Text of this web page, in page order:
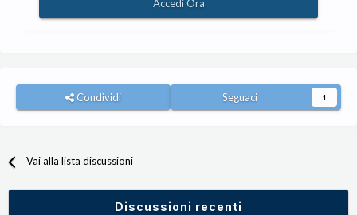
Accedi Ora
Condividi Seguaci 1
Vai alla lista discussioni
Discussioni recenti